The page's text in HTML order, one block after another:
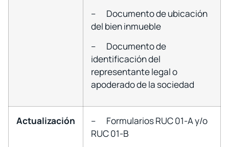
– Documento de ubicación
del bien inmueble
– Documento de
identificación del
representante legal o
apoderado de la sociedad
Actualización
– Formularios RUC 01-A y/o
RUC 01-B